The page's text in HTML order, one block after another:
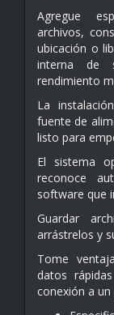
Agregue
archivos,
ubicación o
interna de
rendimiento
La
fuente de
listo para
El sistema
reconoce
software que
Guardar
arrástrelos y
Tome
datos
conexión a un